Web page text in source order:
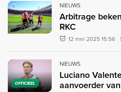
NIEUWS
Arbitrage
RKC
12 mei 2025 15:56
OFFICIEEL
NIEUWS
Luciano
aanvoerder